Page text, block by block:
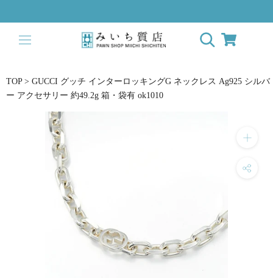
to
content
TOP > GUCCI グッチ インターロッキングG ネックレス Ag925 シルバ
ー アクセサリー 約49.2g 箱・袋有 ok1010